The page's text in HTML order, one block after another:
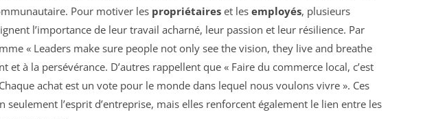
Pour motiver les propriétaires et les employés, plusieurs
l’importance de leur travail acharné, leur passion et leur résilience. Par
« Leaders make sure people not only see the vision, they live and breathe
et à la persévérance. D’autres rappellent que « Faire du commerce local, c’est
achat est un vote pour le monde dans lequel nous voulons vivre ». Ces
seulement l’esprit d’entreprise, mais elles renforcent également le lien entre les